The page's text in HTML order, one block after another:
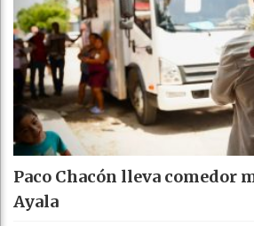
Paco Chacón lleva comedor
Ayala